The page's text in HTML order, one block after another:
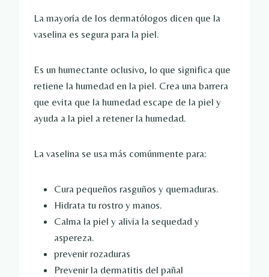
La mayoría de los dermatólogos dicen que la
vaselina es segura para la piel.
Es un humectante oclusivo, lo que significa que
retiene la humedad en la piel. Crea una barrera
que evita que la humedad escape de la piel y
ayuda a la piel a retener la humedad.
La vaselina se usa más comúnmente para:
Cura pequeños rasguños y quemaduras.
Hidrata tu rostro y manos.
Calma la piel y alivia la sequedad y
aspereza.
prevenir rozaduras
Prevenir la dermatitis del pañal